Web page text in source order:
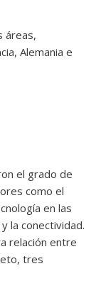
áreas,
Alemania e
el grado de
como el
en las
la conectividad.
relación entre
tres